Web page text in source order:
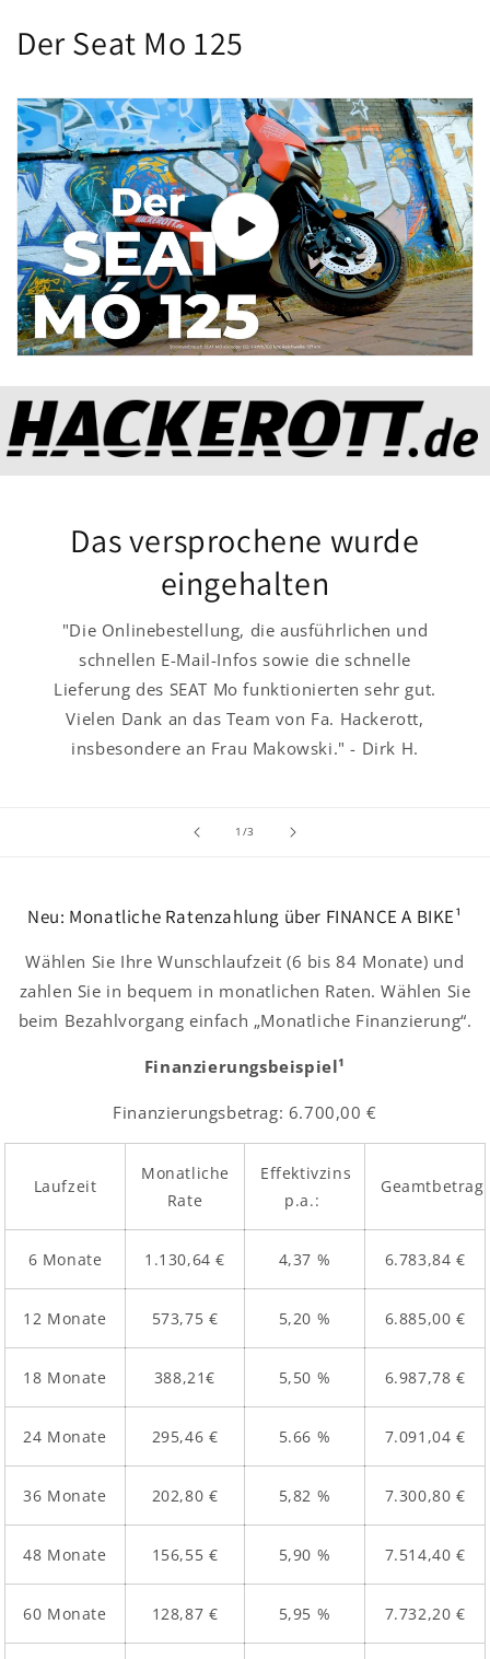
Der Seat Mo 125
Das versprochene wurde
eingehalten
"Die Onlinebestellung, die ausführlichen und
schnellen E-Mail-Infos sowie die schnelle
Lieferung des SEAT Mo funktionierten sehr gut.
Vielen Dank an das Team von Fa. Hackerott,
insbesondere an Frau Makowski." - Dirk H.
1 /von
3
Neu: Monatliche Ratenzahlung über FINANCE A BIKE¹
Wählen Sie Ihre Wunschlaufzeit (6 bis 84 Monate) und
zahlen Sie in bequem in monatlichen Raten. Wählen Sie
beim Bezahlvorgang einfach „Monatliche Finanzierung“.
Finanzierungsbeispiel¹
Finanzierungsbetrag: 6.700,00 €
Laufzeit
Monatliche
Rate
Effektivzins
p.a.:
Geamtbetrag
6 Monate 1.130,64 € 4,37 % 6.783,84 €
12 Monate 573,75 € 5,20 % 6.885,00 €
18 Monate 388,21€ 5,50 % 6.987,78 €
24 Monate 295,46 € 5.66 % 7.091,04 €
36 Monate 202,80 € 5,82 % 7.300,80 €
48 Monate 156,55 € 5,90 % 7.514,40 €
60 Monate 128,87 € 5,95 % 7.732,20 €